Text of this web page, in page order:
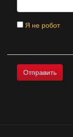
Я не робот